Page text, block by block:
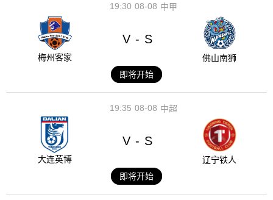
08-08
19:30 中甲
梅州客家
V - S
佛山南狮
即将开始
08-08
19:35 中超
大连英博
V - S
辽宁铁人
即将开始